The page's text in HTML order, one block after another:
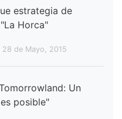
estrategia de
Horca"
de Mayo, 2015
Un
posible"